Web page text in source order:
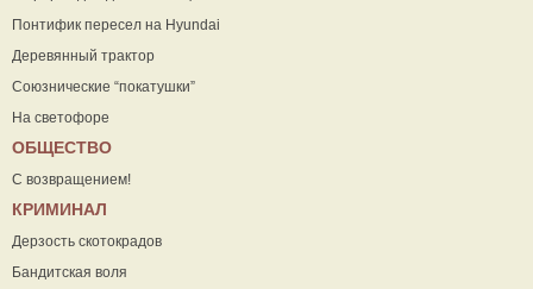
Понтифик пересел на Hyundai
Деревянный трактор
Союзнические “покатушки”
На светофоре
ОБЩЕСТВО
С возвращением!
КРИМИНАЛ
Дерзость скотокрадов
Бандитская воля